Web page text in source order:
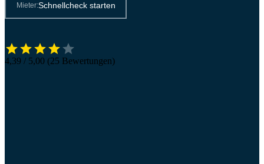
Mieter:Schnellcheck starten
4,39 / 5,00 (25 Bewertungen)